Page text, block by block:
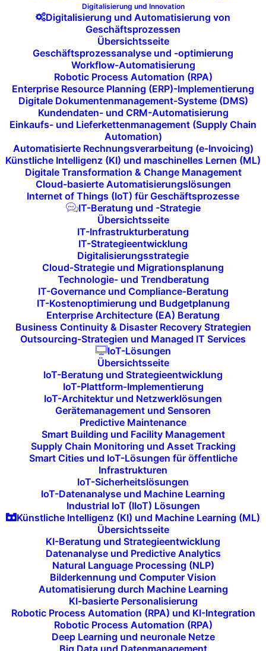
Digitalisierung und Innovation
Digitalisierung und Automatisierung von
Geschäftsprozessen
Übersichtsseite
Geschäftsprozessanalyse und -optimierung
Workflow-Automatisierung
Robotic Process Automation (RPA)
Enterprise Resource Planning (ERP)-Implementierung
Digitale Dokumentenmanagement-Systeme (DMS)
Kundendaten- und CRM-Automatisierung
Einkaufs- und Lieferkettenmanagement (Supply Chain
Automation)
Automatisierte Rechnungsverarbeitung (e-Invoicing)
Künstliche Intelligenz (KI) und maschinelles Lernen (ML)
Digitale Transformation & Change Management
Cloud-basierte Automatisierungslösungen
Internet of Things (IoT) für Geschäftsprozesse
IT-Beratung und -Strategie
Übersichtsseite
IT-Infrastrukturberatung
IT-Strategieentwicklung
Digitalisierungsstrategie
Cloud-Strategie und Migrationsplanung
Technologie- und Trendberatung
IT-Governance und Compliance-Beratung
IT-Kostenoptimierung und Budgetplanung
Enterprise Architecture (EA) Beratung
Business Continuity & Disaster Recovery Strategien
Outsourcing-Strategien und Managed IT Services
IoT-Lösungen
Übersichtsseite
IoT-Beratung und Strategieentwicklung
IoT-Plattform-Implementierung
IoT-Architektur und Netzwerklösungen
Gerätemanagement und Sensoren
Predictive Maintenance
Smart Building und Facility Management
Supply Chain Monitoring und Asset Tracking
Smart Cities und IoT-Lösungen für öffentliche
Infrastrukturen
IoT-Sicherheitslösungen
IoT-Datenanalyse und Machine Learning
Industrial IoT (IIoT) Lösungen
Künstliche Intelligenz (KI) und Machine Learning (ML)
Übersichtsseite
KI-Beratung und Strategieentwicklung
Datenanalyse und Predictive Analytics
Natural Language Processing (NLP)
Bilderkennung und Computer Vision
Automatisierung durch Machine Learning
KI-basierte Personalisierung
Robotic Process Automation (RPA) und KI-Integration
Robotic Process Automation (RPA)
Deep Learning und neuronale Netze
Big Data und Datenmanagement
Hochqualitative
Webcams und Headsets
Qualität im Home Office beginnt mit einer
verlässlichen und klarenVideo- und
Audioverbindung. Unsere professionellen
Webcams und Headsets sorgen für
exzellente Bild- und Tonqualität und bieten
Ihnen so die Möglichkeit, Ihre Ideen klar zu
kommunizieren und bei Online-Meetings
vollständig eingebunden zu sein.
Stabile und gesicherte
Internetverbindung
Eine gute Verbindung zum Internet ist der
Schlüssel zur effektiven Kommunikation
und zum zuverlässigen Zugriff auf alle
Anwendungen. Unsere IT-Lösungen bieten
Ihnen gesicherte und stabile Netzwerke,
sodass Ihre Arbeit nie unterbrochen wird.
Professionelle
Videokonferenz-
plattformen